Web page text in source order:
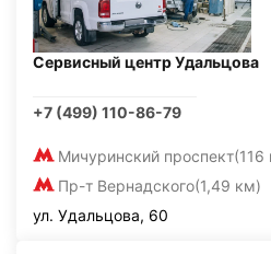
Сервисный центр Удальцова
+7 (499) 110-86-79
Мичуринский проспект(116
Пр-т Вернадского(1,49 км)
ул. Удальцова, 60